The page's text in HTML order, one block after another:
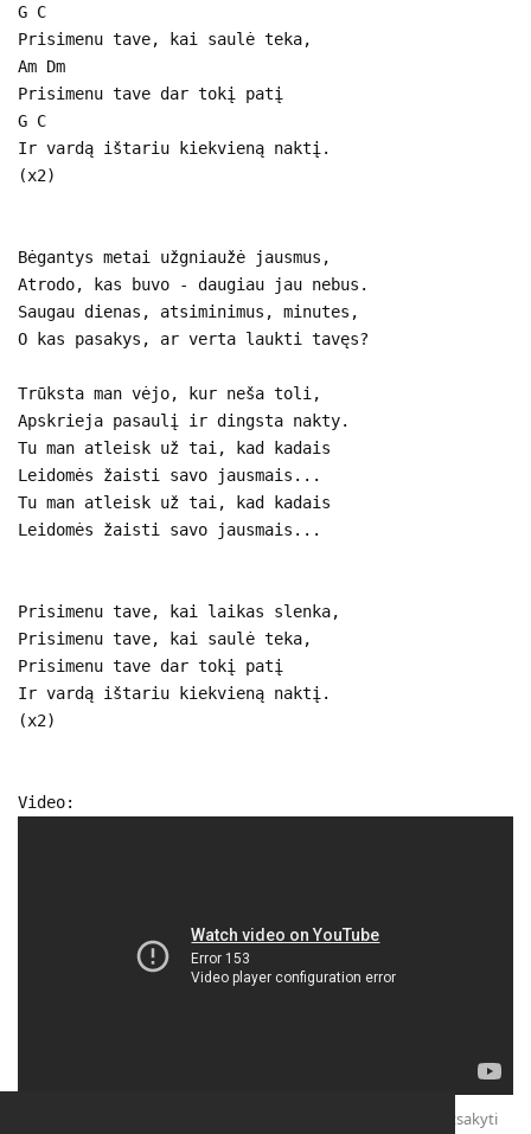
G C
Prisimenu tave, kai saulė teka,
Am Dm
Prisimenu tave dar tokį patį
G C
Ir vardą ištariu kiekvieną naktį.
(x2)
Bėgantys metai užgniaužė jausmus,
Atrodo, kas buvo - daugiau jau nebus.
Saugau dienas, atsiminimus, minutes,
O kas pasakys, ar verta laukti tavęs?
Trūksta man vėjo, kur neša toli,
Apskrieja pasaulį ir dingsta nakty.
Tu man atleisk už tai, kad kadais
Leidomės žaisti savo jausmais...
Tu man atleisk už tai, kad kadais
Leidomės žaisti savo jausmais...
Prisimenu tave, kai laikas slenka,
Prisimenu tave, kai saulė teka,
Prisimenu tave dar tokį patį
Ir vardą ištariu kiekvieną naktį.
(x2)
Video:
Atsakyti